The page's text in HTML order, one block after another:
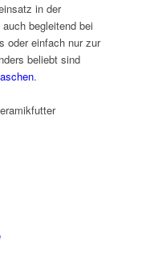
in der
begleitend bei
oder einfach nur zur
beliebt sind
.